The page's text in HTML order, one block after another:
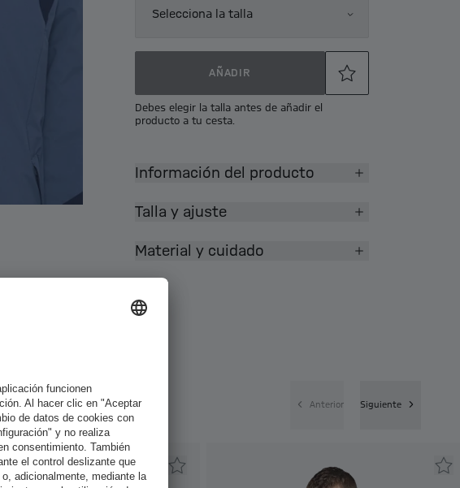
Selecciona la talla
AÑADIR
Debes elegir la talla antes de añadir el
producto a tu cesta.
Información del producto
Talla y ajuste
Material y cuidado
Anterior Siguiente